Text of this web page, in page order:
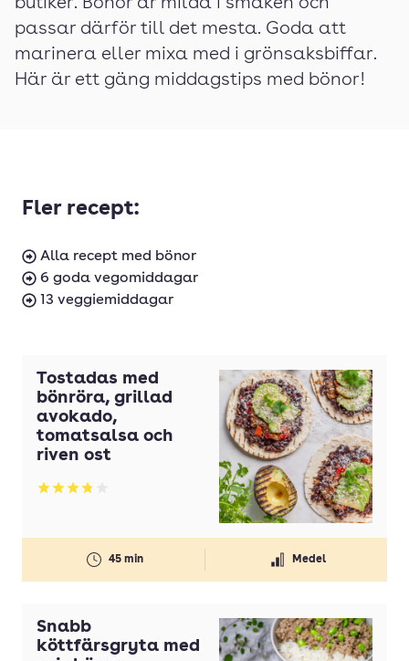
butiker. Bönor är milda i smaken och
passar därför till det mesta. Goda att
marinera eller mixa med i grönsaksbiffar.
Här är ett gäng middagstips med bönor!
Fler recept:
Alla recept med bönor
6 goda vegomiddagar
13 veggiemiddagar
Tostadas med
bönröra, grillad
avokado,
tomatsalsa och
riven ost
Betyg: 3.83 av 5
45 min Medel
Snabb
köttfärsgryta med